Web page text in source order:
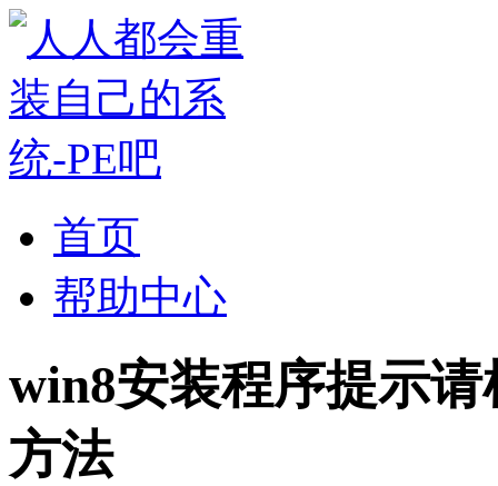
首页
帮助中心
win8安装程序提示
方法